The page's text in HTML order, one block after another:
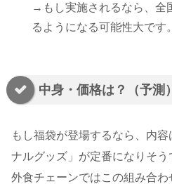
→もし実施されるなら、全
るようになる可能性大です。
中身・価格は？（予測）
もし福袋が登場するなら、内
ナルグッズ」が定番になりそう
外食チェーンではこの組み合